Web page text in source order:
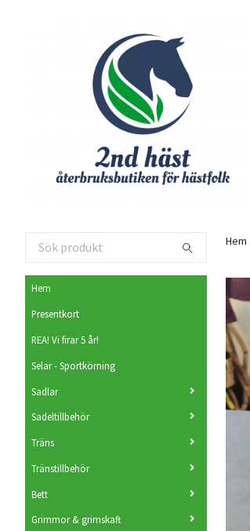
Hem
Presentkort
REA! Vi firar 5 år!
Selar - Sportkörning
Sadlar
Sadeltillbehör
Träns
Tränstillbehör
Bett
Grimmor & grimskaft
Hem